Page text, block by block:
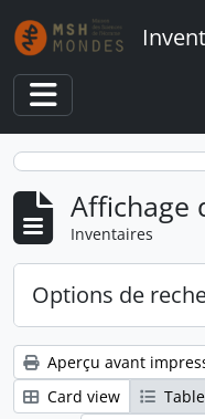
Skip to main content
Toggle navigation
Affichage
Inventaires
Options de
Aperçu avant
Card view